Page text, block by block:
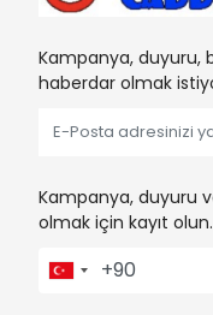
Kampanya, duyuru,
haberdar olmak
Kampanya, duyuru
olmak için kayıt olun.